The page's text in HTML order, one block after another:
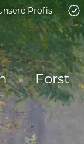
Profis
Forst